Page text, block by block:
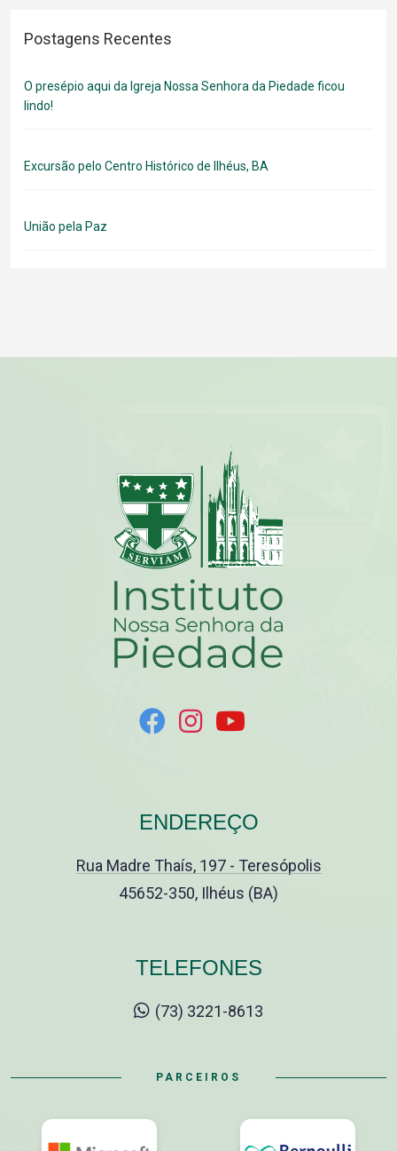
Postagens Recentes
O presépio aqui da Igreja Nossa Senhora da Piedade ficou
lindo!
Excursão pelo Centro Histórico de Ilhéus, BA
União pela Paz
ENDEREÇO
Rua Madre Thaís, 197 - Teresópolis
45652-350, Ilhéus (BA)
TELEFONES
(73) 3221-8613
PARCEIROS